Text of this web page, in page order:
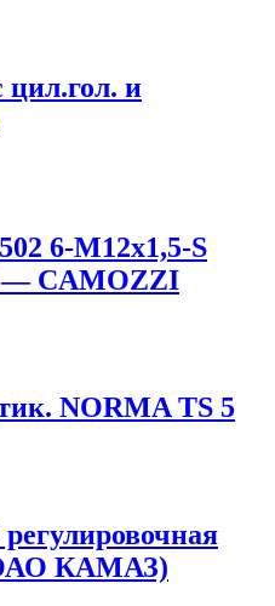
цил.гол. и
6-М12х1,5-S
— CAMOZZI
NORMA TS 5
КАМАЗ)